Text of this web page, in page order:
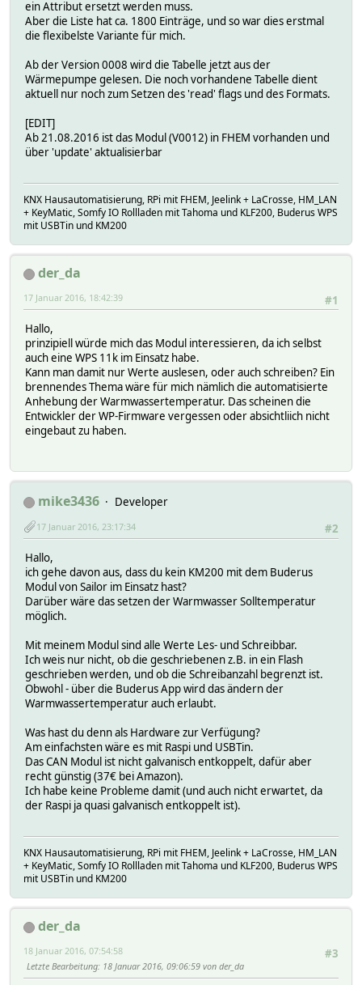
ein Attribut ersetzt werden muss.
Aber die Liste hat ca. 1800 Einträge, und so war dies erstmal
die flexibelste Variante für mich.
Ab der Version 0008 wird die Tabelle jetzt aus der
Wärmepumpe gelesen. Die noch vorhandene Tabelle dient
aktuell nur noch zum Setzen des 'read' flags und des Formats.
[EDIT]
Ab 21.08.2016 ist das Modul (V0012) in FHEM vorhanden und
über 'update' aktualisierbar
KNX Hausautomatisierung, RPi mit FHEM, Jeelink + LaCrosse, HM_LAN
+ KeyMatic, Somfy IO Rollladen mit Tahoma und KLF200, Buderus WPS
mit USBTin und KM200
der_da
#1
17 Januar 2016, 18:42:39
Hallo,
prinzipiell würde mich das Modul interessieren, da ich selbst
auch eine WPS 11k im Einsatz habe.
Kann man damit nur Werte auslesen, oder auch schreiben? Ein
brennendes Thema wäre für mich nämlich die automatisierte
Anhebung der Warmwassertemperatur. Das scheinen die
Entwickler der WP-Firmware vergessen oder absichtliich nicht
eingebaut zu haben.
mike3436
Developer
#2
17 Januar 2016, 23:17:34
Hallo,
ich gehe davon aus, dass du kein KM200 mit dem Buderus
Modul von Sailor im Einsatz hast?
Darüber wäre das setzen der Warmwasser Solltemperatur
möglich.
Mit meinem Modul sind alle Werte Les- und Schreibbar.
Ich weis nur nicht, ob die geschriebenen z.B. in ein Flash
geschrieben werden, und ob die Schreibanzahl begrenzt ist.
Obwohl - über die Buderus App wird das ändern der
Warmwassertemperatur auch erlaubt.
Was hast du denn als Hardware zur Verfügung?
Am einfachsten wäre es mit Raspi und USBTin.
Das CAN Modul ist nicht galvanisch entkoppelt, dafür aber
recht günstig (37€ bei Amazon).
Ich habe keine Probleme damit (und auch nicht erwartet, da
der Raspi ja quasi galvanisch entkoppelt ist).
KNX Hausautomatisierung, RPi mit FHEM, Jeelink + LaCrosse, HM_LAN
+ KeyMatic, Somfy IO Rollladen mit Tahoma und KLF200, Buderus WPS
mit USBTin und KM200
der_da
#3
18 Januar 2016, 07:54:58
Letzte Bearbeitung: 18 Januar 2016, 09:06:59 von der_da